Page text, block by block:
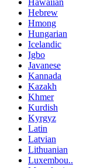
Hawaiian
Hebrew
Hmong
Hungarian
Icelandic
Igbo
Javanese
Kannada
Kazakh
Khmer
Kurdish
Kyrgyz
Latin
Latvian
Lithuanian
Luxembou..